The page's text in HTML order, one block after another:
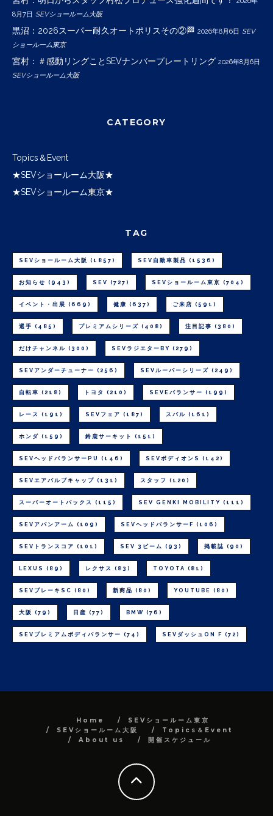
8月7日 SEVショールーム大阪
黒沼：2026スーパー耐久オートポリスその②🏁 2026年8月6日 SEV
ショールーム東京
宮村：＃感動リングことSEVナンバープレートリング 2026年8月6日
SEVショールーム大阪
CATEGORY
Topics＆Event
★SEVショールーム大阪★
★SEVショールーム東京★
TAG
SEVショールーム大阪 (1857) SEV自動車製品 (1536)
お知らせ (943) SEV (727) SEVショールーム東京 (704)
イベント・出展 (669) 健康 (637) ご来店 (591)
選手 (485) プレミアムシリーズ (408) 注目記事 (380)
だけチャンネル (300) SEVラジエターBY (279)
SEVアンダーチューナー (256) SEVルーパーシリーズ (249)
自転車 (218) トヨタ (210) SEVEバランサー (199)
レース (191) SEVフェア (187) スバル (161)
ホンダ (159) 鈴鹿サーキット (151)
SEVヘッドバランサーPU (146) SEVボディオンS (142)
SEVエアバルブキャップ (131) スタッフ (120)
スーパーオートバックス (115) SEV GENKI MOBILITY (111)
SEVアバンアーム (109) SEVヘッドバランサーF (106)
SEVトランスコア (101) SEV 3ビーム (93) 掲載誌 (90)
LEXUS (89) レクサス (83) TOYOTA (81)
SEVブレーキSC (80) 新商品 (80) YOUTUBE (80)
大阪 (79) 日産 (77) BMW (76)
SEVプレミアムボディバランサー (74) SEVダッシュON F (72)
Home
SEVショールーム東京
SEVショールーム大阪
Topics＆Event
About us
開催スケジュール